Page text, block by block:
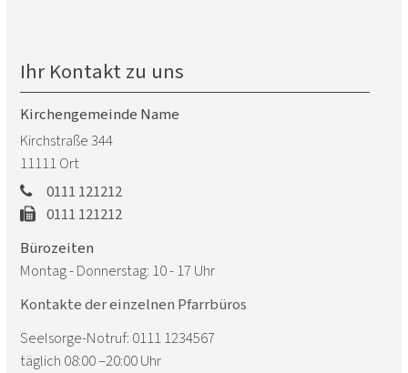
Ihr Kontakt zu uns
Kirchengemeinde Name
Kirchstraße 344
11111Ort
0111 121212
0111 121212
Bürozeiten
Montag - Donnerstag: 10 - 17 Uhr
Kontakte der einzelnen Pfarrbüros
Seelsorge-Notruf: 0111 1234567
täglich 08:00 –20:00 Uhr